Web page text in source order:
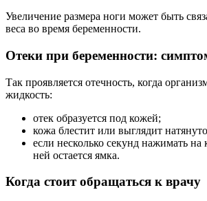
Увеличение размера ноги может быть
веса во время беременности.
Отеки при беременности:
Так проявляется отечность, когда
жидкость:
отек образуется под кожей;
кожа блестит или выглядит
если несколько секунд нажимать на
ней остается ямка.
Когда стоит обращаться к врачу